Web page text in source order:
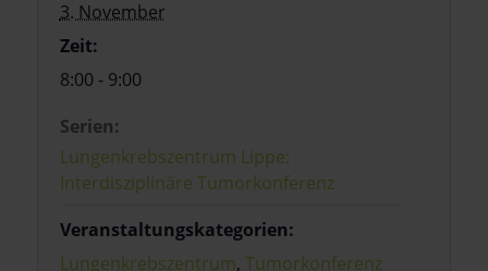
3. November
Zeit:
8:00 - 9:00
Serien:
Lungenkrebszentrum Lippe:
Interdisziplinäre Tumorkonferenz
Veranstaltungskategorien:
Lungenkrebszentrum, Tumorkonferenz